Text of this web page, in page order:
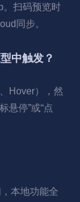
。扫码预览时
同步。
中触发？
Hover），然
悬停”或“点
本地功能全